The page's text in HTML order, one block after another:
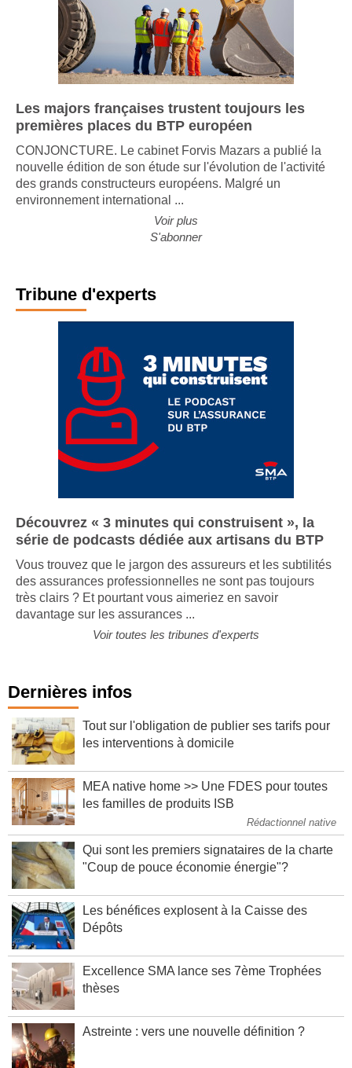
Les majors françaises trustent toujours les
premières places du BTP européen
CONJONCTURE. Le cabinet Forvis Mazars a publié la
nouvelle édition de son étude sur l'évolution de l'activité
des grands constructeurs européens. Malgré un
environnement international ...
Voir plus
S'abonner
Tribune d'experts
Découvrez « 3 minutes qui construisent », la
série de podcasts dédiée aux artisans du BTP
Vous trouvez que le jargon des assureurs et les subtilités
des assurances professionnelles ne sont pas toujours
très clairs ? Et pourtant vous aimeriez en savoir
davantage sur les assurances ...
Voir toutes les tribunes d'experts
Dernières infos
Tout sur l'obligation de publier ses tarifs pour
les interventions à domicile
MEA native home >> Une FDES pour toutes
les familles de produits ISB
Rédactionnel native
Qui sont les premiers signataires de la charte
"Coup de pouce économie énergie"?
Les bénéfices explosent à la Caisse des
Dépôts
Excellence SMA lance ses 7ème Trophées
thèses
Astreinte : vers une nouvelle définition ?